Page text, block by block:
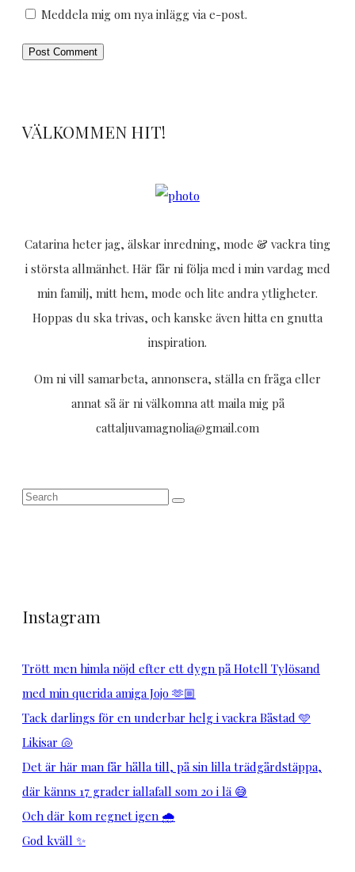
Meddela mig om nya inlägg via e-post.
VÄLKOMMEN HIT!
Catarina heter jag, älskar inredning, mode & vackra ting
i största allmänhet. Här får ni följa med i min vardag med
min familj, mitt hem, mode och lite andra ytligheter.
Hoppas du ska trivas, och kanske även hitta en gnutta
inspiration.
Om ni vill samarbeta, annonsera, ställa en fråga eller
annat så är ni välkomna att maila mig på
cattaljuvamagnolia@gmail.com
Instagram
Trött men himla nöjd efter ett dygn på Hotell Tylösand
med min querida amiga Jojo 🫶🏼
Tack darlings för en underbar helg i vackra Båstad 🩵
Likisar 🐚
Det är här man får hålla till, på sin lilla trädgårdstäppa,
där känns 17 grader iallafall som 20 i lä 😅
Och där kom regnet igen 🌧️
God kväll ✨